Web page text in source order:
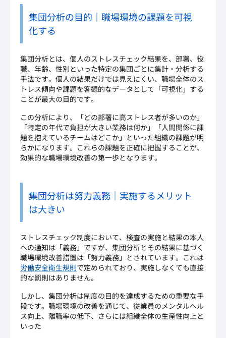
集団分析の目的｜職場環境の課題を可視
化する
集団分析とは、個人のストレスチェック結果を、部署、役
職、年齢、性別といった特定の集団ごとに集計・分析する
手法です。個人の結果だけでは見えにくい、職場全体のス
トレス傾向や課題を客観的なデータとして「可視化」する
ことが最大の目的です。
この分析により、「どの部署に高ストレス者が多いのか」
「特定の年代で負担が大きい業務は何か」「人間関係に課
題を抱えているチームはどこか」といった組織の課題が明
らかになります。これらの課題を正確に把握することが、
効果的な職場環境改善の第一歩となります。
集団分析は努力義務｜実施するメリット
は大きい
ストレスチェック制度において、検査の実施と結果の本人
への通知は「義務」ですが、集団分析とその結果に基づく
職場環境改善措置は「努力義務」とされています。これは
労働安全衛生規則で定められており、実施しなくても直接
的な罰則はありません。
しかし、集団分析は制度の目的を達成するための重要な手
段です。職場環境の改善を通じて、従業員のメンタルヘル
ス向上、離職率の低下、さらには組織全体の生産性向上と
いった